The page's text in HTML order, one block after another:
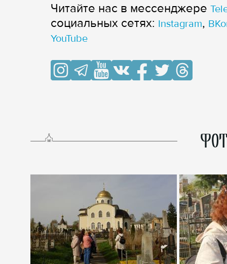
Читайте нас в мессенджере
cоциальных сетях: Instagram,
YouTube